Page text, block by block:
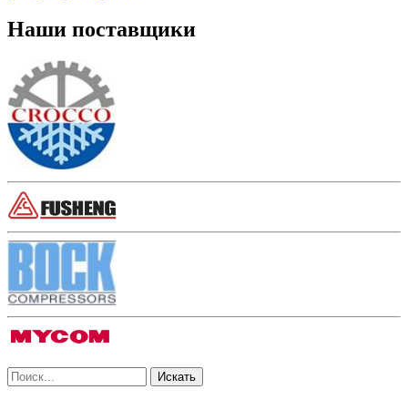
Наши поставщики